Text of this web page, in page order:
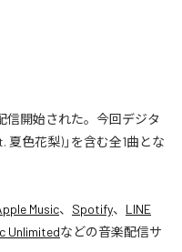
信開始された。今回デジタ
夏色花梨)」を含む全1曲とな
Music、 Spotify、 LINE
Unlimitedなどの音楽配信サ